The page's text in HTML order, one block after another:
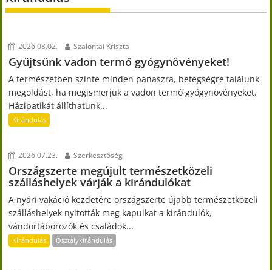
2026.08.02. Szalontai Kriszta
Gyűjtsünk vadon termő gyógynövényeket!
A természetben szinte minden panaszra, betegségre találunk
megoldást, ha megismerjük a vadon termő gyógynövényeket.
Házipatikát állíthatunk...
Kirándulás
2026.07.23. Szerkesztőség
Országszerte megújult természetközeli
szálláshelyek várják a kirándulókat
A nyári vakáció kezdetére országszerte újabb természetközeli
szálláshelyek nyitották meg kapuikat a kirándulók,
vándortáborozók és családok...
Kirándulás Osztálykirándulás